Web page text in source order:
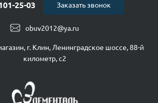
obuv2012@ya.ru
25-03
г. Клин, Ленинградское шоссе, 88-й
километр, с2
Заказать звонок